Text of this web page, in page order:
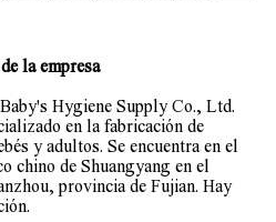
la empresa
Hygiene Supply Co., Ltd.
en la fabricación de
y adultos. Se encuentra en el
chino de Shuangyang en el
provincia de Fujian. Hay